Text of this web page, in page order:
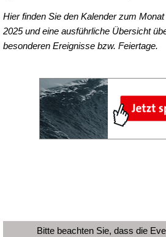
Hier finden Sie den Kalender zum
2025 und eine ausführliche Übersicht
besonderen Ereignisse bzw. Feiertage.
Bitte beachten Sie, dass die